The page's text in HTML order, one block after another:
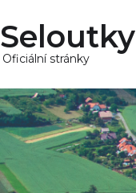
Seloutky
Oficiální stránky